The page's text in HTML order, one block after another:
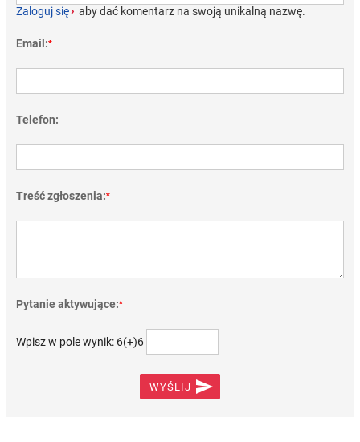
Zaloguj się› aby dać komentarz na swoją unikalną nazwę.
Email:*
Telefon:
Treść zgłoszenia:*
Pytanie aktywujące:*
Wpisz w pole wynik: 6(+)6
WYŚLIJ 